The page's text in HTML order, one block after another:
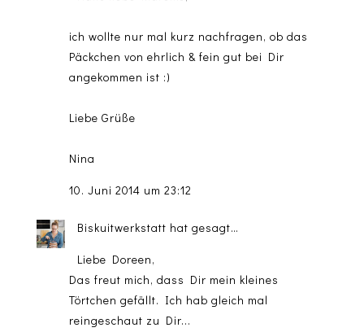
ich wollte nur mal kurz nachfragen, ob das
Päckchen von ehrlich & fein gut bei Dir
angekommen ist :)
Liebe Grüße
Nina
10. Juni 2014 um 23:12
Biskuitwerkstatt hat gesagt…
Liebe Doreen,
Das freut mich, dass Dir mein kleines
Törtchen gefällt. Ich hab gleich mal
reingeschaut zu Dir...